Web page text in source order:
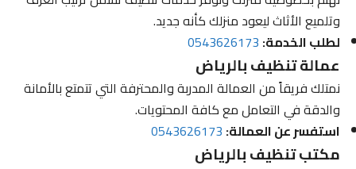
وتلميع الأثاث ليعود منزلك كأنه جديد.
لطلب الخدمة:0543626173
عمالة تنظيف بالرياض
نمتلك فريقاً من العمالة المدربة والمحترفة التي تتمتع بالأمانة
والدقة في التعامل مع كافة المحتويات.
استفسر عن العمالة:0543626173
مكتب تنظيف بالرياض